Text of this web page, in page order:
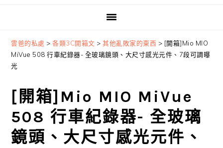
雲爸的私處 >各類3C開箱文 >其他亂敗家的東西 > [開箱]Mio MIO
MiVue 508 行車紀錄器- 全玻璃鏡頭、大尺寸感光元件、7段可調曝
光
[開箱]Mio MIO MiVue
508 行車紀錄器- 全玻璃
鏡頭、大尺寸感光元件、